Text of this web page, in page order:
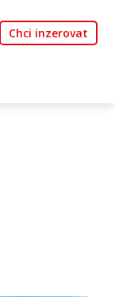
Chci inzerovat